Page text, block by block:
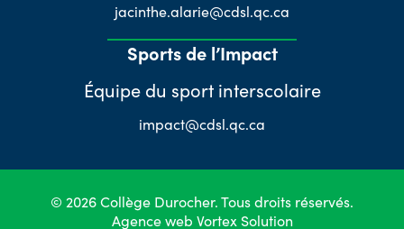
jacinthe.alarie@cdsl.qc.ca
Sports de l’Impact
Équipe du sport interscolaire
impact@cdsl.qc.ca
© 2026 Collège Durocher. Tous droits réservés.
Agence web Vortex Solution